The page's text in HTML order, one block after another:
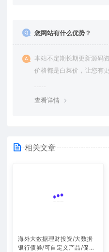
您网站有什么优势？
本站不定期长期更新源码
价格都是白菜价，让您有
查看详情
相关文章
海外大数据理财投资/大数据
银行债券/可自定义产品/促销